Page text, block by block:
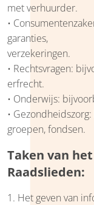
met verhuurder.
•
garanties,
verzekeringen.
• Rechtsvragen:
erfrecht.
• Onderwijs:
•
groepen, fondsen.
Taken van
Raadslieden:
1. Het geven van